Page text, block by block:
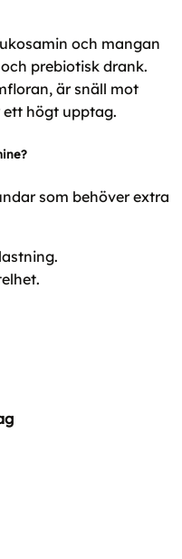
och mangan
prebiotisk drank.
är snäll mot
ett högt upptag.
som behöver extra